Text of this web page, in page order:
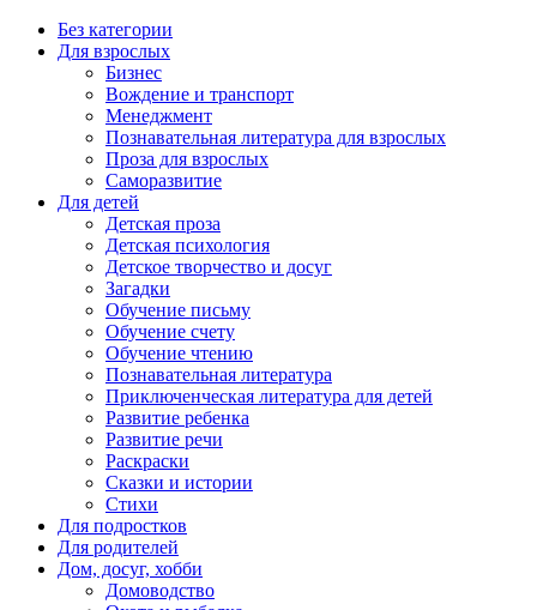
Без категории
Для взрослых
Бизнес
Вождение и транспорт
Менеджмент
Познавательная литература для взрослых
Проза для взрослых
Саморазвитие
Для детей
Детская проза
Детская психология
Детское творчество и досуг
Загадки
Обучение письму
Обучение счету
Обучение чтению
Познавательная литература
Приключенческая литература для детей
Развитие ребенка
Развитие речи
Раскраски
Сказки и истории
Стихи
Для подростков
Для родителей
Дом, досуг, хобби
Домоводство